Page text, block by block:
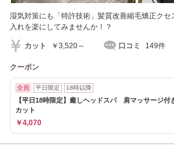
湿気対策にも「特許技術」髪質改善縮毛矯正ク
入れを楽にしてみませんか！？
カット ￥3,520～ 口コミ 149件
クーポン
全員 平日限定 18時以降
【平日18時限定】癒しヘッドスパ 肩マッサージ付
カット
￥4,070